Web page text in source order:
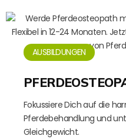
AUSBILDUNGEN
Fokussiere Dich auf die
Pferdebehandlung und
Gleichgewicht.